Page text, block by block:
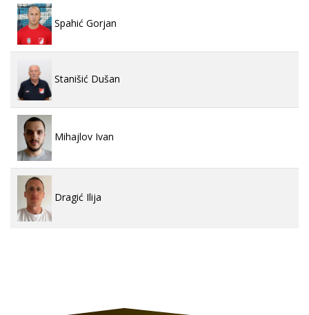
Spahić Gorjan
Stanišić Dušan
Mihajlov Ivan
Dragić Ilija